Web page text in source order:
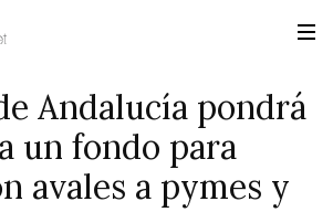
Andalucía pondrá
un fondo para
avales a pymes y